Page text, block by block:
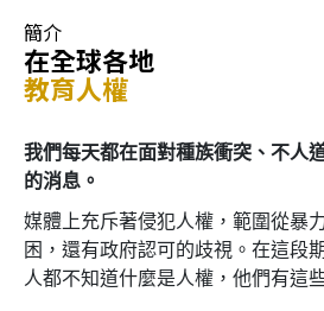
簡介
在全球各地
教育人權
我們每天都在面對種族衝突、不人
的消息。
媒體上充斥著侵犯人權，範圍從暴
困，還有政府認可的歧視。在這段
人都不知道什麼是人權，他們有這